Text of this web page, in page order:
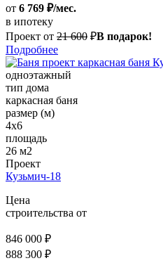
от 6 769 ₽/мес.
в ипотеку
Проект от 21 600 ₽В подарок!
Подробнее
одноэтажный
тип дома
каркасная баня
размер (м)
4х6
площадь
26 м2
Проект
Кузьмич-18
Цена
строительства от
846 000 ₽
888 300 ₽